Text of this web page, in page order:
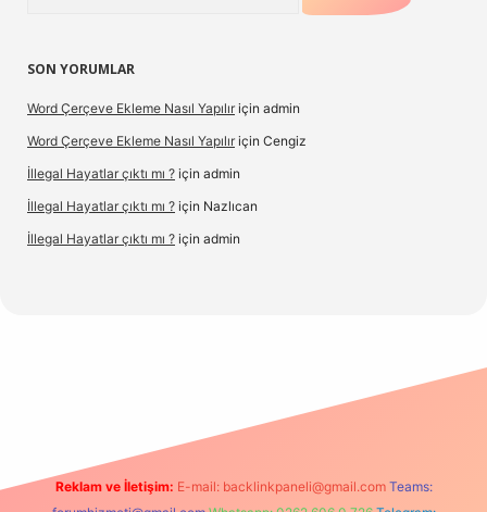
SON YORUMLAR
Word Çerçeve Ekleme Nasıl Yapılır için admin
Word Çerçeve Ekleme Nasıl Yapılır için Cengiz
İllegal Hayatlar çıktı mı ? için admin
İllegal Hayatlar çıktı mı ? için Nazlıcan
İllegal Hayatlar çıktı mı ? için admin
Reklam ve İletişim: E-mail: backlinkpaneli@gmail.com Teams: